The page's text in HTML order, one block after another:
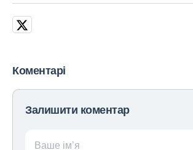
Коментарі
Залишити коментар
Ваше ім’я